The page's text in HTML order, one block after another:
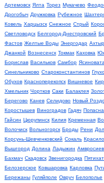
Артемовск Ялта Торез Мукачево
Дрогобыч Дружковка Рубежное
Ковель Харцызск Снежное Стрый
Светловодск Белгород-Днестровский
Фастов Желтые Воды Энергодар
Джанкой Вознесенск Токмак Каховка
Борислав Васильков Самбор
Синельниково Староконстантинов
Обухов Красноперекопск Вишневое
Хмельник Чортков Саки Балаклея
Берегово Канев Селидово Новый
Коростышев Виноградов Гадяч
Гайсин Цюрупинск Килия Кременная
Волочиск Вольногорск Броды Рени
Корсунь-Шевченковский Сокаль
Вышгород Долина Ладыжин
Бахмач Скадовск Звенигородка
Белозерское Ковшаровка Карловка
Бережаны Гуляйполе Овруч Белополье